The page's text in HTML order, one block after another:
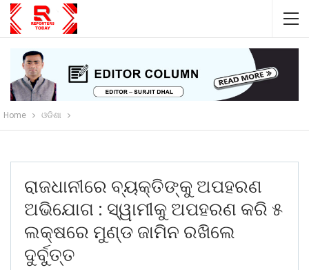
Home ଓଡିଶା
ରାଜଧାନୀରେ ବ୍ୟକ୍ତିଙ୍କୁ ଅପହରଣ
ଅଭିଯୋଗ : ସ୍ୱାମୀକୁ ଅପହରଣ କରି ୫
ଲକ୍ଷରେ ମୁଣ୍ଡ ଜାମିନ ରଖିଲେ
ଦୁର୍ବୁତ୍ତ